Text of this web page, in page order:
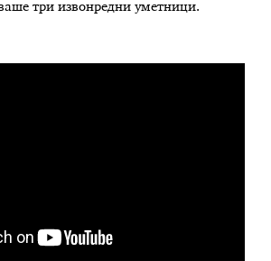
три извонредни уметници.